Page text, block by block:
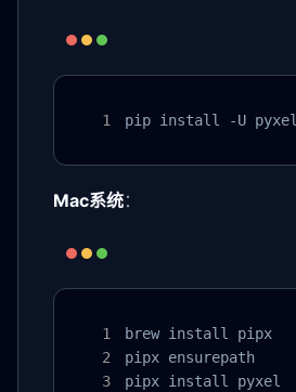
pip install -U pyxel
Mac系统：
brew install pipx
pipx ensurepath
pipx install pyxel